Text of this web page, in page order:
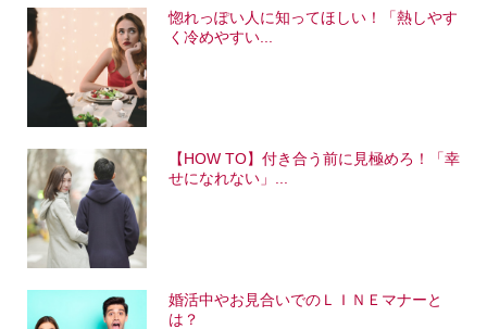
惚れっぽい人に知ってほしい！「熱しやす
く冷めやすい...
【HOW TO】付き合う前に見極めろ！「幸
せになれない」...
婚活中やお見合いでのＬＩＮＥマナーと
は？